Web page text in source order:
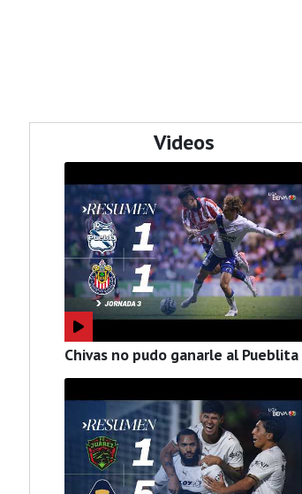
Videos
Chivas no pudo ganarle al Pueblita